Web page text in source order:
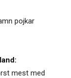
pojkar
mest med